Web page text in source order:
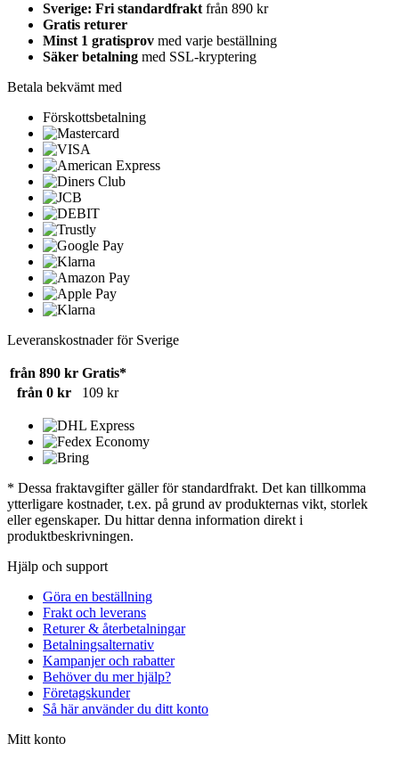
Sverige: Fri standardfrakt från 890 kr
Gratis returer
Minst 1 gratisprov med varje beställning
Säker betalning med SSL-kryptering
Betala bekvämt med
Förskottsbetalning
Leveranskostnader för Sverige
från 890 kr Gratis*
från 0 kr
109 kr
* Dessa fraktavgifter gäller för standardfrakt. Det kan tillkomma
ytterligare kostnader, t.ex. på grund av produkternas vikt, storlek
eller egenskaper. Du hittar denna information direkt i
produktbeskrivningen.
Hjälp och support
Göra en beställning
Frakt och leverans
Returer & återbetalningar
Betalningsalternativ
Kampanjer och rabatter
Behöver du mer hjälp?
Företagskunder
Så här använder du ditt konto
Mitt konto